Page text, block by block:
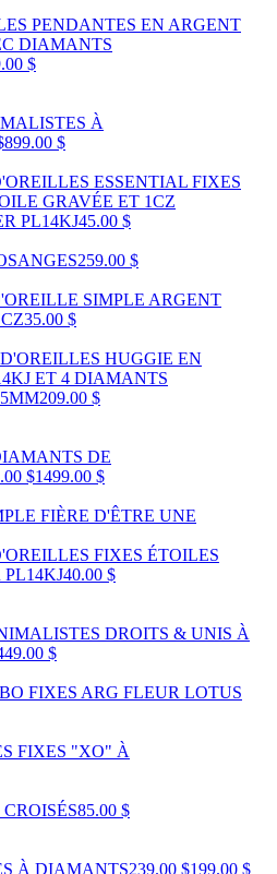
PENDANTES EN ARGENT
DIAMANTS
$
À
899.00 $
ESSENTIAL FIXES
GRAVÉE ET 1CZ
PL14KJ45.00 $
259.00 $
SIMPLE ARGENT
35.00 $
HUGGIE EN
ET 4 DIAMANTS
209.00 $
DE
$1499.00 $
FIÈRE D'ÊTRE UNE
FIXES ÉTOILES
40.00 $
DROITS & UNIS À
$
FIXES ARG FLEUR LOTUS
FIXES "XO" À
85.00 $
À DIAMANTS239.00 $199.00 $